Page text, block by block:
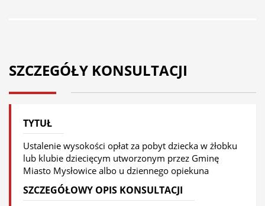
SZCZEGÓŁY KONSULTACJI
TYTUŁ
Ustalenie wysokości opłat za pobyt dziecka w żłobku
lub klubie dziecięcym utworzonym przez Gminę
Miasto Mysłowice albo u dziennego opiekuna
SZCZEGÓŁOWY OPIS KONSULTACJI